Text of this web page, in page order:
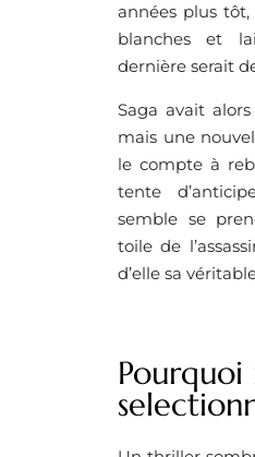
années plus
blanches et
dernière serait
Saga avait
mais une
le compte à
tente
semble se
toile de
d’elle sa
Pourquoi